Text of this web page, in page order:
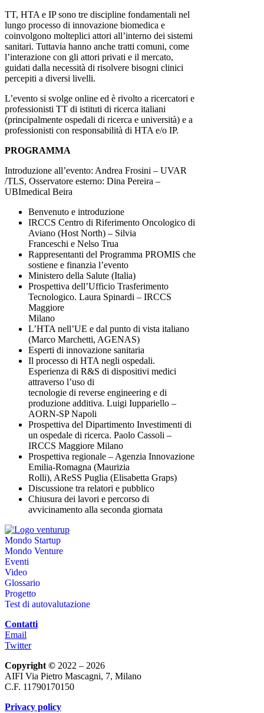
TT, HTA e IP sono tre discipline fondamentali nel
lungo processo di innovazione biomedica e
coinvolgono molteplici attori all’interno dei sistemi
sanitari. Tuttavia hanno anche tratti comuni, come
l’interazione con gli attori privati e il mercato,
guidati dalla necessità di risolvere bisogni clinici
percepiti a diversi livelli.
L’evento si svolge online ed è rivolto a ricercatori e
professionisti TT di istituti di ricerca italiani
(principalmente ospedali di ricerca e università) e a
professionisti con responsabilità di HTA e/o IP.
PROGRAMMA
Introduzione all’evento: Andrea Frosini – UVAR
/TLS, Osservatore esterno: Dina Pereira –
UBImedical Beira
Benvenuto e introduzione
IRCCS Centro di Riferimento Oncologico di
Aviano (Host North) – Silvia
Franceschi e Nelso Trua
Rappresentanti del Programma PROMIS che
sostiene e finanzia l’evento
Ministero della Salute (Italia)
Prospettiva dell’Ufficio Trasferimento
Tecnologico. Laura Spinardi – IRCCS
Maggiore
Milano
L’HTA nell’UE e dal punto di vista italiano
(Marco Marchetti, AGENAS)
Esperti di innovazione sanitaria
Il processo di HTA negli ospedali.
Esperienza di R&S di dispositivi medici
attraverso l’uso di
tecnologie di reverse engineering e di
produzione additiva. Luigi Iuppariello –
AORN-SP Napoli
Prospettiva del Dipartimento Investimenti di
un ospedale di ricerca. Paolo Cassoli –
IRCCS Maggiore Milano
Prospettiva regionale – Agenzia Innovazione
Emilia-Romagna (Maurizia
Rolli), AReSS Puglia (Elisabetta Graps)
Discussione tra relatori e pubblico
Chiusura dei lavori e percorso di
avvicinamento alla seconda giornata
Mondo Startup
Mondo Venture
Eventi
Video
Glossario
Progetto
Test di autovalutazione
Contatti
Email
Twitter
Copyright © 2022 – 2026
AIFI Via Pietro Mascagni, 7, Milano
C.F. 11790170150
Privacy policy